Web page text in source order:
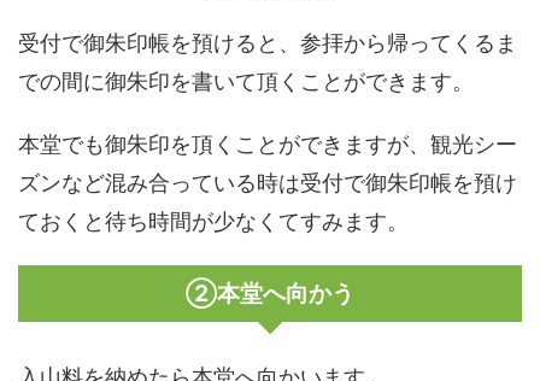
受付で御朱印帳を預けると、参拝から帰ってくるま
での間に御朱印を書いて頂くことができます。
本堂でも御朱印を頂くことができますが、観光シー
ズンなど混み合っている時は受付で御朱印帳を預け
ておくと待ち時間が少なくてすみます。
②本堂へ向かう